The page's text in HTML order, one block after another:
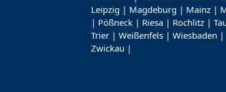
Leipzig | Magdeburg | Mainz|
| Pößneck| Riesa| Rochlitz|
Trier| Weißenfels| Wiesbaden |
Zwickau |